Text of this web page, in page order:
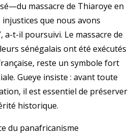
massacre de Thiaroye en
que nous avons
a-t-il poursuivi. Le massacre de
sénégalais ont été exécutés
reste un symbole fort
Gueye insiste : avant toute
il est essentiel de préserver
historique.
du panafricanisme